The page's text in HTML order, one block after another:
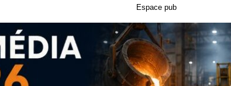
novembre 2019
octobre 2019
septembre 2019
août 2019
décembre 2015
novembre 2015
octobre 2015
septembre 2015
août 2015
Espace pub